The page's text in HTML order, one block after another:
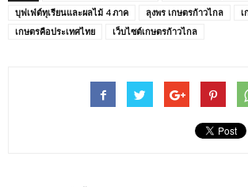
บุฟเฟ่ต์ทุเรียนและผลไม้ 4 ภาค
ลุงพร เกษตรก้าวไกล
เ
เกษตรคือประเทศไทย
เว็บไซต์เกษตรก้าวไกล